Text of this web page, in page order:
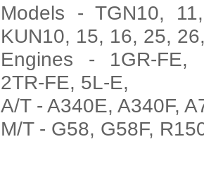
Models - TGN10,
KUN10, 15, 16, 25,
Engines - 1GR-FE,
2TR-FE, 5L-E,
A/T - A340E, A340F,
M/T - G58, G58F,